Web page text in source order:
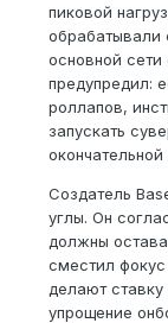
пиковой
обрабатывали
основной сети
предупредил:
роллапов,
запускать
Создатель
углы. Он
должны
сместил
делают
упрощение